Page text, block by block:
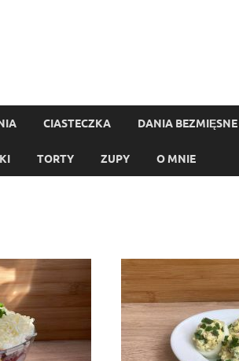
CIASTECZKA DANIA BEZMIĘSNE
TORTY ZUPY O MNIE